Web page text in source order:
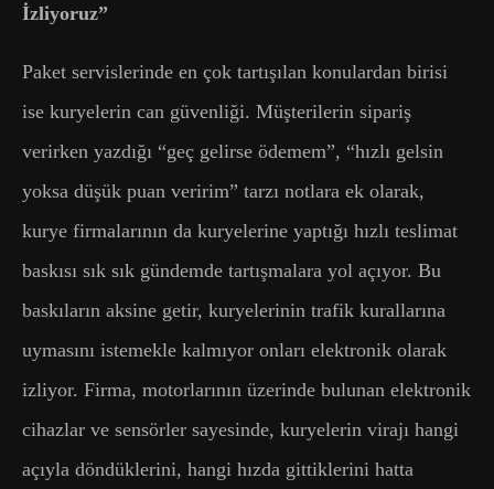
İzliyoruz”
Paket servislerinde en çok tartışılan konulardan birisi
ise kuryelerin can güvenliği. Müşterilerin sipariş
verirken yazdığı “geç gelirse ödemem”, “hızlı gelsin
yoksa düşük puan veririm” tarzı notlara ek olarak,
kurye firmalarının da kuryelerine yaptığı hızlı teslimat
baskısı sık sık gündemde tartışmalara yol açıyor. Bu
baskıların aksine getir, kuryelerinin trafik kurallarına
uymasını istemekle kalmıyor onları elektronik olarak
izliyor. Firma, motorlarının üzerinde bulunan elektronik
cihazlar ve sensörler sayesinde, kuryelerin virajı hangi
açıyla döndüklerini, hangi hızda gittiklerini hatta